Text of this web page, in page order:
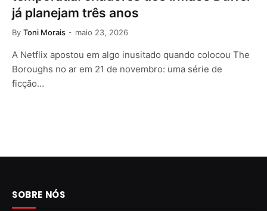
já planejam três anos
By Toni Morais maio 23, 2026
A Netflix apostou em algo inusitado quando colocou The
Boroughs no ar em 21 de novembro: uma série de
ficção…
SOBRE NÓS